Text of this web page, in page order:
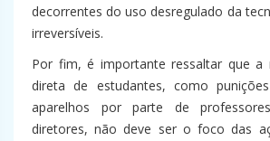
decorrentes do uso desregulado da
irreversíveis.
Por fim, é importante ressaltar que a
direta de estudantes, como
aparelhos por parte de
diretores, não deve ser o foco das